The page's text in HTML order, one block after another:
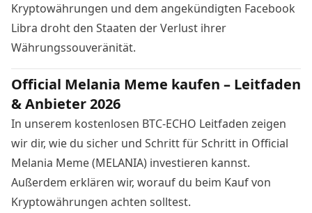
Kryptowährungen und dem angekündigten Facebook
Libra droht den Staaten der Verlust ihrer
Währungssouveränität.
Official Melania Meme kaufen – Leitfaden
& Anbieter 2026
In unserem kostenlosen BTC-ECHO Leitfaden zeigen
wir dir, wie du sicher und Schritt für Schritt in Official
Melania Meme (MELANIA) investieren kannst.
Außerdem erklären wir, worauf du beim Kauf von
Kryptowährungen achten solltest.